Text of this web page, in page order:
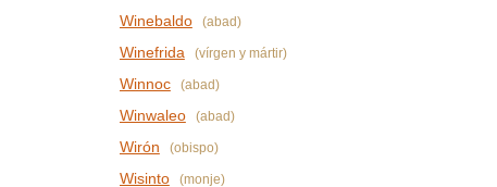
Winebaldo (abad)
Winefrida (vírgen y mártir)
Winnoc (abad)
Winwaleo (abad)
Wirón (obispo)
Wisinto (monje)